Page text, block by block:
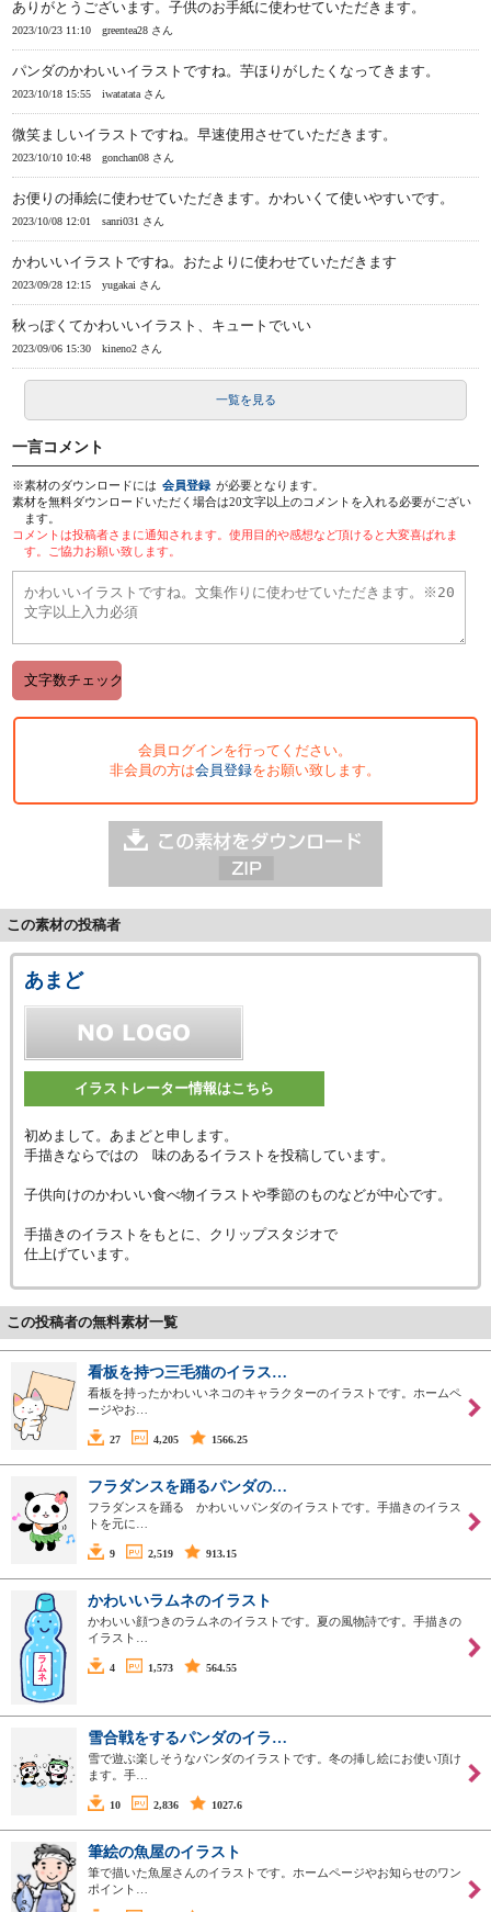
ありがとうございます。子供のお手紙に使わせていただきます。
2023/10/23 11:10 greentea28 さん
パンダのかわいいイラストですね。芋ほりがしたくなってきます。
2023/10/18 15:55 iwatatata さん
微笑ましいイラストですね。早速使用させていただきます。
2023/10/10 10:48 gonchan08 さん
お便りの挿絵に使わせていただきます。かわいくて使いやすいです。
2023/10/08 12:01 sanri031 さん
かわいいイラストですね。おたよりに使わせていただきます
2023/09/28 12:15 yugakai さん
秋っぽくてかわいいイラスト、キュートでいい
2023/09/06 15:30 kineno2 さん
一覧を見る
一言コメント
※素材のダウンロードには 会員登録 が必要となります。
素材を無料ダウンロードいただく場合は20文字以上のコメントを入れる必要がござい
ます。
コメントは投稿者さまに通知されます。使用目的や感想など頂けると大変喜ばれま
す。ご協力お願い致します。
会員ログインを行ってください。
非会員の方は会員登録をお願い致します。
この素材の投稿者
あまど
イラストレーター情報はこちら
初めまして。あまどと申します。
手描きならではの 味のあるイラストを投稿しています。
子供向けのかわいい食べ物イラストや季節のものなどが中心です。
手描きのイラストをもとに、クリップスタジオで
仕上げています。
この投稿者の無料素材一覧
看板を持つ三毛猫のイラス…
看板を持ったかわいいネコのキャラクターのイラストです。ホームペ
ージやお…
27 4,205 1566.25
フラダンスを踊るパンダの…
フラダンスを踊る かわいいパンダのイラストです。手描きのイラス
トを元に…
9 2,519 913.15
かわいいラムネのイラスト
かわいい顔つきのラムネのイラストです。夏の風物詩です。手描きの
イラスト…
4 1,573 564.55
雪合戦をするパンダのイラ…
雪で遊ぶ楽しそうなパンダのイラストです。冬の挿し絵にお使い頂け
ます。手…
10 2,836 1027.6
筆絵の魚屋のイラスト
筆で描いた魚屋さんのイラストです。ホームページやお知らせのワン
ポイント…